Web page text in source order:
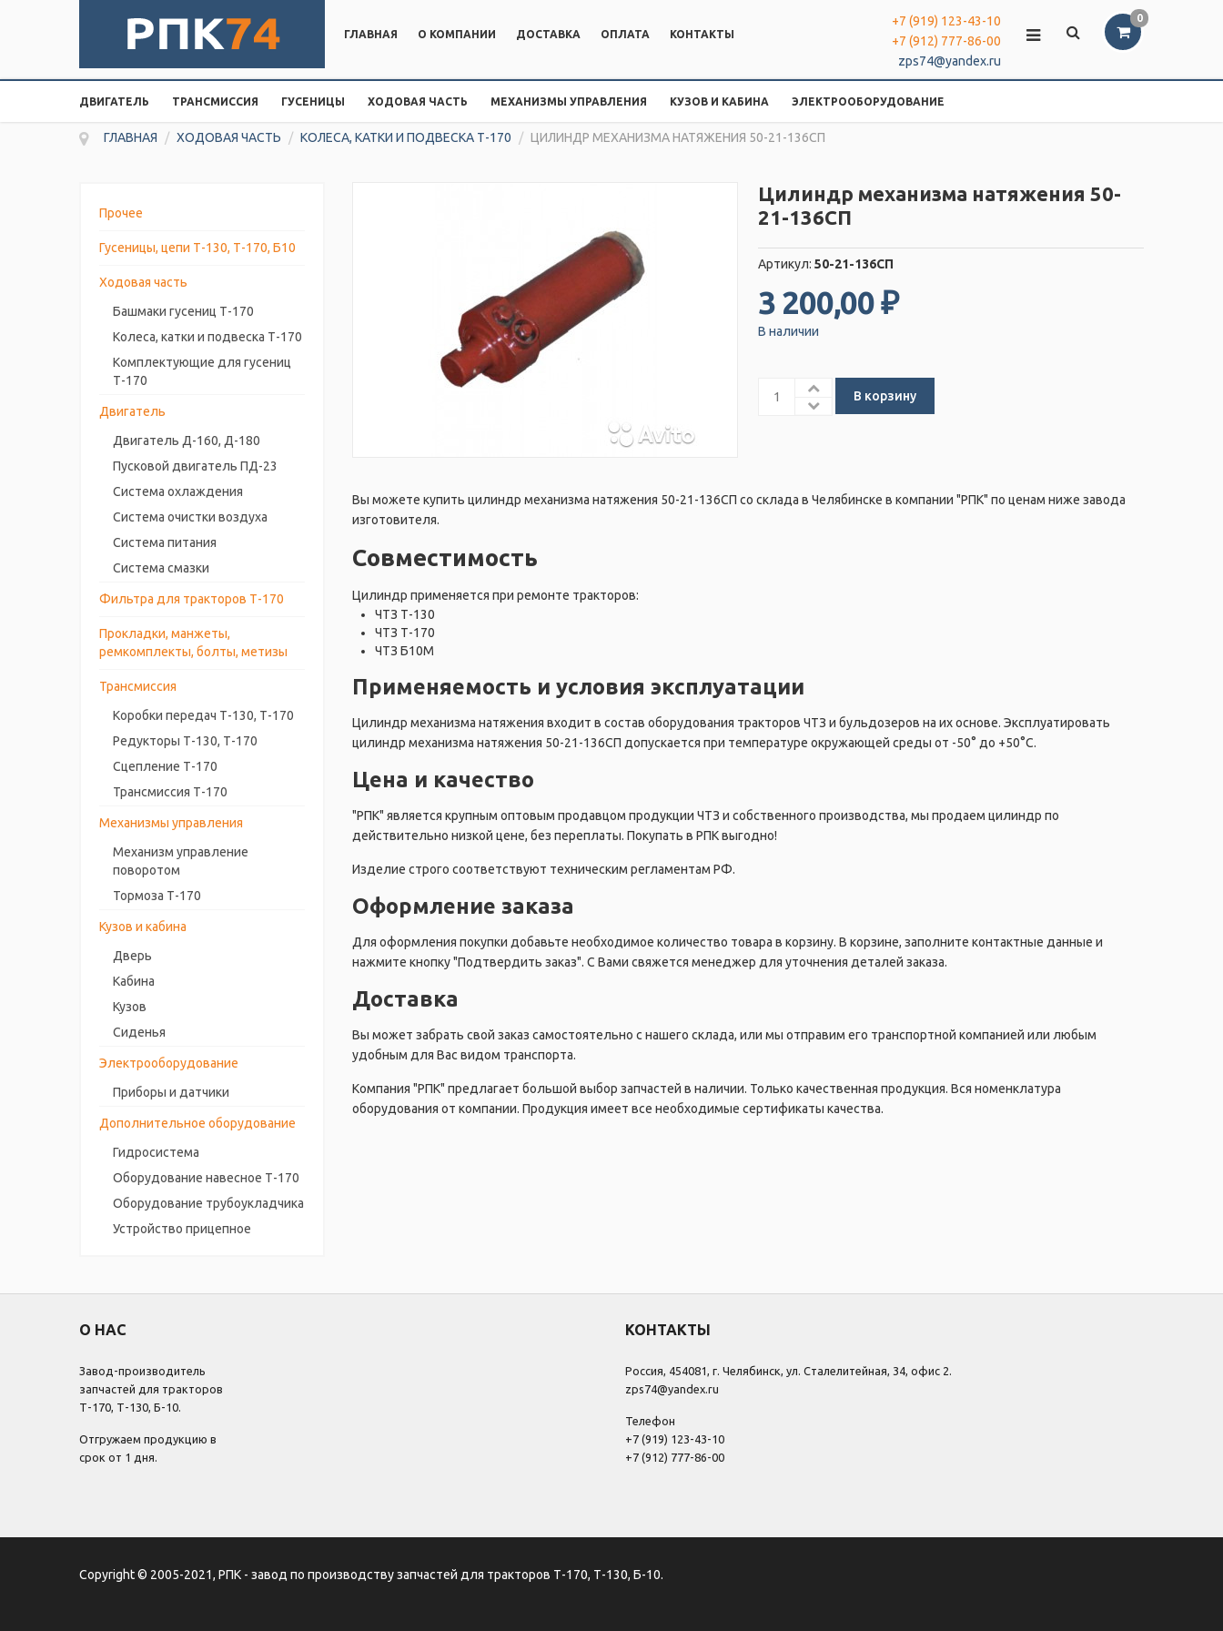
0
ГЛАВНАЯ
О КОМПАНИИ ДОСТАВКА ОПЛАТА КОНТАКТЫ
+7 (919) 123-43-10
+7 (912) 777-86-00
zps74@yandex.ru
ДВИГАТЕЛЬ ТРАНСМИССИЯ ГУСЕНИЦЫ ХОДОВАЯ ЧАСТЬ МЕХАНИЗМЫ УПРАВЛЕНИЯ КУЗОВ И КАБИНА ЭЛЕКТРООБОРУДОВАНИЕ
ГЛАВНАЯ / ХОДОВАЯ ЧАСТЬ / КОЛЕСА, КАТКИ И ПОДВЕСКА Т-170 / ЦИЛИНДР МЕХАНИЗМА НАТЯЖЕНИЯ 50-21-136СП
Прочее
Гусеницы, цепи Т-130, Т-170, Б10
Ходовая часть
Башмаки гусениц Т-170
Колеса, катки и подвеска Т-170
Комплектующие для гусениц
Т-170
Двигатель
Двигатель Д-160, Д-180
Пусковой двигатель ПД-23
Система охлаждения
Система очистки воздуха
Система питания
Система смазки
Фильтра для тракторов Т-170
Прокладки, манжеты,
ремкомплекты, болты, метизы
Трансмиссия
Коробки передач Т-130, Т-170
Редукторы Т-130, Т-170
Сцепление Т-170
Трансмиссия Т-170
Механизмы управления
Механизм управление
поворотом
Тормоза Т-170
Кузов и кабина
Дверь
Кабина
Кузов
Сиденья
Электрооборудование
Приборы и датчики
Дополнительное оборудование
Гидросистема
Оборудование навесное Т-170
Оборудование трубоукладчика
Устройство прицепное
Цилиндр механизма натяжения 50-
21-136СП
Артикул:50-21-136СП
3 200,00 ₽
В наличии
Вы можете купить цилиндр механизма натяжения 50-21-136СП со склада в Челябинске в компании "РПК" по ценам ниже завода
изготовителя.
Совместимость
Цилиндр применяется при ремонте тракторов:
ЧТЗ Т-130
ЧТЗ Т-170
ЧТЗ Б10М
Применяемость и условия эксплуатации
Цилиндр механизма натяжения входит в состав оборудования тракторов ЧТЗ и бульдозеров на их основе. Эксплуатировать
цилиндр механизма натяжения 50-21-136СП допускается при температуре окружающей среды от -50° до +50°C.
Цена и качество
"РПК" является крупным оптовым продавцом продукции ЧТЗ и собственного производства, мы продаем цилиндр по
действительно низкой цене, без переплаты. Покупать в РПК выгодно!
Изделие строго соответствуют техническим регламентам РФ.
Оформление заказа
Для оформления покупки добавьте необходимое количество товара в корзину. В корзине, заполните контактные данные и
нажмите кнопку "Подтвердить заказ". С Вами свяжется менеджер для уточнения деталей заказа.
Доставка
Вы может забрать свой заказ самостоятельно с нашего склада, или мы отправим его транспортной компанией или любым
удобным для Вас видом транспорта.
Компания "РПК" предлагает большой выбор запчастей в наличии. Только качественная продукция. Вся номенклатура
оборудования от компании. Продукция имеет все необходимые сертификаты качества.
О НАС
Завод-производитель
запчастей для тракторов
Т-170, Т-130, Б-10.
Отгружаем продукцию в
срок от 1 дня.
КОНТАКТЫ
Россия, 454081, г. Челябинск, ул. Сталелитейная, 34, офис 2.
zps74@yandex.ru
Телефон
+7 (919) 123-43-10
+7 (912) 777-86-00
Copyright © 2005-2021, РПК - завод по производству запчастей для тракторов Т-170, Т-130, Б-10.